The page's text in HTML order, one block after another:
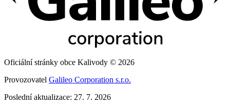
Oficiální stránky obce Kalivody © 2026
Provozovatel Galileo Corporation s.r.o.
Poslední aktualizace: 27. 7. 2026